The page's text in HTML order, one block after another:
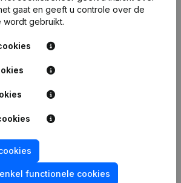
Publicatie
Statuten (Vertaling, Coördinatie,
Ontslagnemingen - Benoemingen
Ontslagnemingen - Benoemingen
Ontslagnemingen - Benoemingen
gaat en geeft u controle over de
wordt gebruikt.
functionele cookies